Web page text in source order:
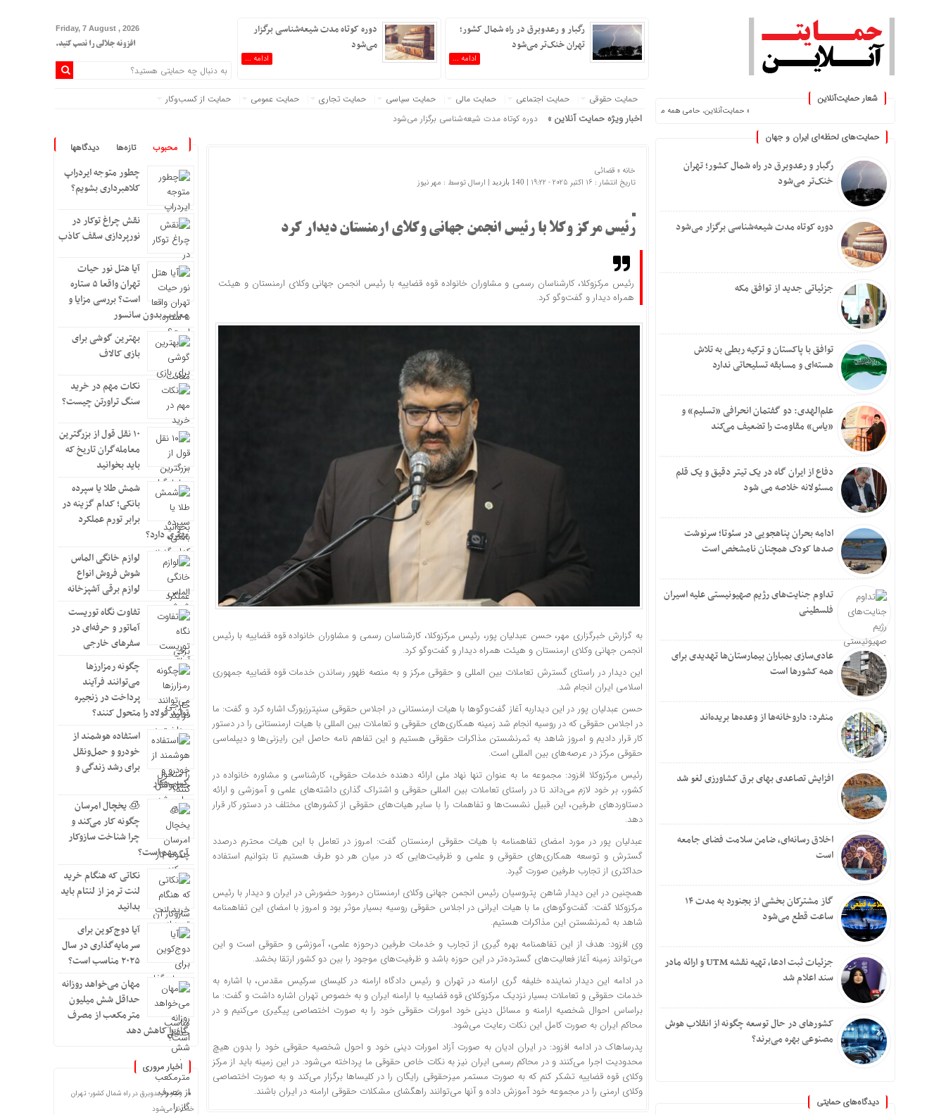
شعار حمایت‌آنلاین
« حمایت‌آنلاین، حامی همه مردم ایران »
حمایت‌های لحظه‌ای ایران و جهان
رگبار و رعدوبرق در راه شمال کشور؛ تهران
خنک‌تر می‌شود
دوره کوتاه مدت شیعه‌شناسی برگزار می‌شود
جزئیاتی جدید از توافق مکه
توافق با پاکستان و ترکیه ربطی به تلاش
هسته‌ای و مسابقه تسلیحاتی ندارد
علم‌الهدی: دو گفتمان انحرافی «تسلیم» و
«یاس» مقاومت را تضعیف می‌کند
دفاع از ایران گاه در یک تیتر دقیق و یک قلم
مسئولانه خلاصه می شود
ادامه بحران پناهجویی در سئوتا؛ سرنوشت
صدها کودک همچنان نامشخص است
تداوم جنایت‌های رژیم صهیونیستی علیه اسیران
فلسطینی
عادی‌سازی بمباران بیمارستان‌ها تهدیدی برای
همه کشورها است
منفرد: داروخانه‌ها از وعده‌ها بریده‌اند
افزایش تصاعدی بهای برق کشاورزی لغو شد
اخلاق رسانه‌ای، ضامن سلامت فضای جامعه
است
گاز مشترکان بخشی از بجنورد به مدت ۱۴
ساعت قطع می‌شود
جزئیات ثبت ادعا، تهیه نقشه UTM و ارائه مادر
سند اعلام شد
کشورهای در حال توسعه چگونه از انقلاب هوش
مصنوعی بهره می‌برند؟
دیدگاه‌های حمایتی
رگبار و رعدوبرق در راه شمال کشور؛
تهران خنک‌تر می‌شود
ادامه ...
دوره کوتاه مدت شیعه‌شناسی برگزار
می‌شود
ادامه ...
Friday, 7 August , 2026
افزونه جلالی را نصب کنید.
حمایت حقوقی حمایت اجتماعی حمایت مالی حمایت سیاسی حمایت تجاری حمایت عمومی حمایت از کسب‌وکار
اخبار ویژه حمایت آنلاین » دوره کوتاه مدت شیعه‌شناسی برگزار می‌شود
خانه » قضائی
تاریخ انتشار : 16 اکتبر 2025 - 19:22 |
140 بازدید | ارسال توسط : مهر نیوز
رئیس مرکز وکلا با رئیس انجمن جهانی وکلای ارمنستان دیدار کرد
رئیس مرکزوکلا، کارشناسان رسمی و مشاوران خانواده قوه قضاییه با رئیس انجمن جهانی وکلای ارمنستان و هیئت
همراه دیدار و گفت‌وگو کرد.
به گزارش خبرگزاری مهر، حسن عبدلیان پور، رئیس مرکزوکلا، کارشناسان رسمی و مشاوران خانواده قوه قضاییه با رئیس
انجمن جهانی وکلای ارمنستان و هیئت همراه دیدار و گفت‌وگو کرد.
این دیدار در راستای گسترش تعاملات بین المللی و حقوقی مرکز و به منصه ظهور رساندن خدمات قوه قضاییه جمهوری
اسلامی ایران انجام شد.
حسن عبدلیان پور در این دیداربه آغاز گفت‌وگوها با هیات ارمنستانی در اجلاس حقوقی سنپترزبورگ اشاره کرد و گفت: ما
در اجلاس حقوقی که در روسیه انجام شد زمینه همکاری‌های حقوقی و تعاملات بین المللی با هیات ارمنستانی را در دستور
کار قرار دادیم و امروز شاهد به ثمرنشستن مذاکرات حقوقی هستیم و این تفاهم نامه حاصل این رایزنی‌ها و دیپلماسی
حقوقی مرکز در عرصه‌های بین المللی است.
رئیس مرکزوکلا افزود: مجموعه ما به عنوان تنها نهاد ملی ارائه دهنده خدمات حقوقی، کارشناسی و مشاوره خانواده در
کشور، بر خود لازم می‌داند تا در راستای تعاملات بین المللی حقوقی و اشتراک گذاری داشته‌های علمی و آموزشی و ارائه
دستاوردهای طرفین، این قبیل نشست‌ها و تفاهمات را با سایر هیات‌های حقوقی از کشورهای مختلف در دستور کار قرار
دهد.
عبدلیان پور در مورد امضای تفاهمنامه با هیات حقوقی ارمنستان گفت: امروز در تعامل با این هیات محترم درصدد
گسترش و توسعه همکاری‌های حقوقی و علمی و ظرفیت‌هایی که در میان هر دو طرف هستیم تا بتوانیم استفاده
حداکثری از تجارب طرفین صورت گیرد.
همچنین در این دیدار شاهن پتروسیان رئیس انجمن جهانی وکلای ارمنستان درمورد حضورش در ایران و دیدار با رئیس
مرکزوکلا گفت: گفت‌وگوهای ما با هیات ایرانی در اجلاس حقوقی روسیه بسیار موثر بود و امروز با امضای این تفاهمنامه
شاهد به ثمرنشستن این مذاکرات هستیم.
وی افزود: هدف از این تفاهمنامه بهره گیری از تجارب و خدمات طرفین درحوزه علمی، آموزشی و حقوقی است و این
می‌تواند زمینه آغاز فعالیت‌های گسترده‌تر در این حوزه باشد و ظرفیت‌های موجود را بین دو کشور ارتقا بخشد.
در ادامه این دیدار نماینده خلیفه گری ارامنه در تهران و رئیس دادگاه ارامنه در کلیسای سرکیس مقدس، با اشاره به
خدمات حقوقی و تعاملات بسیار نزدیک مرکزوکلای قوه قضاییه با ارامنه ایران و به خصوص تهران اشاره داشت و گفت: ما
براساس احوال شخصیه ارامنه و مسائل دینی خود امورات حقوقی خود را به صورت اختصاصی پیگیری می‌کنیم و در
محاکم ایران به صورت کامل این نکات رعایت می‌شود.
پدرساهاک در ادامه افزود: در ایران ادیان به صورت آزاد امورات دینی خود و احول شخصیه حقوقی خود را بدون هیچ
محدودیت اجرا می‌کنند و در محاکم رسمی ایران نیز به نکات خاص حقوقی ما پرداخته می‌شود. در این زمینه باید از مرکز
وکلای قوه قضاییه تشکر کنم که به صورت مستمر میزحقوقی رایگان را در کلیساها برگزار می‌کند و به صورت اختصاصی
وکلای ارمنی را در مجموعه خود آموزش داده و آنها می‌توانند راهگشای مشکلات حقوقی ارامنه در ایران باشند.
محبوب تازه‌ها دیدگاهها
چطور متوجه ایردراپ
کلاهبرداری بشویم؟
نقش چراغ توکار در
نورپردازی سقف کاذب
آیا هتل نور حیات
تهران واقعا ۵ ستاره
است؟ بررسی مزایا و
معایب بدون سانسور
بهترین گوشی برای
بازی کالاف
نکات مهم در خرید
سنگ تراورتن چیست؟
۱۰ نقل قول از بزرگترین
معامله‌گران تاریخ که
باید بخوانید
شمش طلا یا سپرده
بانکی؛ کدام گزینه در
برابر تورم عملکرد
بهتری دارد؟
لوازم خانگی الماس
شوش فروش انواع
لوازم برقی آشپزخانه
تفاوت نگاه توریست
آماتور و حرفه‌ای در
سفرهای خارجی
چگونه رمزارزها
می‌توانند فرآیند
پرداخت در زنجیره
تولید فولاد را متحول کنند؟
استفاده هوشمند از
خودرو و حمل‌ونقل
برای رشد زندگی و
کسب‌وکار
🧊 یخچال امرسان
چگونه کار می‌کند و
چرا شناخت سازوکار
آن مهم است؟
نکاتی که هنگام خرید
لنت ترمز از لنتام باید
بدانید
آیا دوج‌کوین برای
سرمایه‌گذاری در سال
۲۰۲۵ مناسب است؟
مهان می‌خواهد روزانه
حداقل شش میلیون
مترمکعب از مصرف
گاز را کاهش دهد
اخبار مروری
رگبار و رعدوبرق در راه شمال کشور؛ تهران
خنک‌تر می‌شود